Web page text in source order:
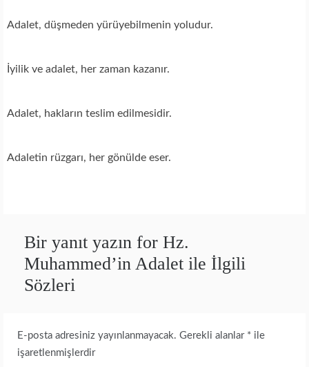
Adalet, düşmeden yürüyebilmenin yoludur.
İyilik ve adalet, her zaman kazanır.
Adalet, hakların teslim edilmesidir.
Adaletin rüzgarı, her gönülde eser.
Bir yanıt yazın for Hz.
Muhammed’in Adalet ile İlgili
Sözleri
E-posta adresiniz yayınlanmayacak. Gerekli alanlar * ile
işaretlenmişlerdir